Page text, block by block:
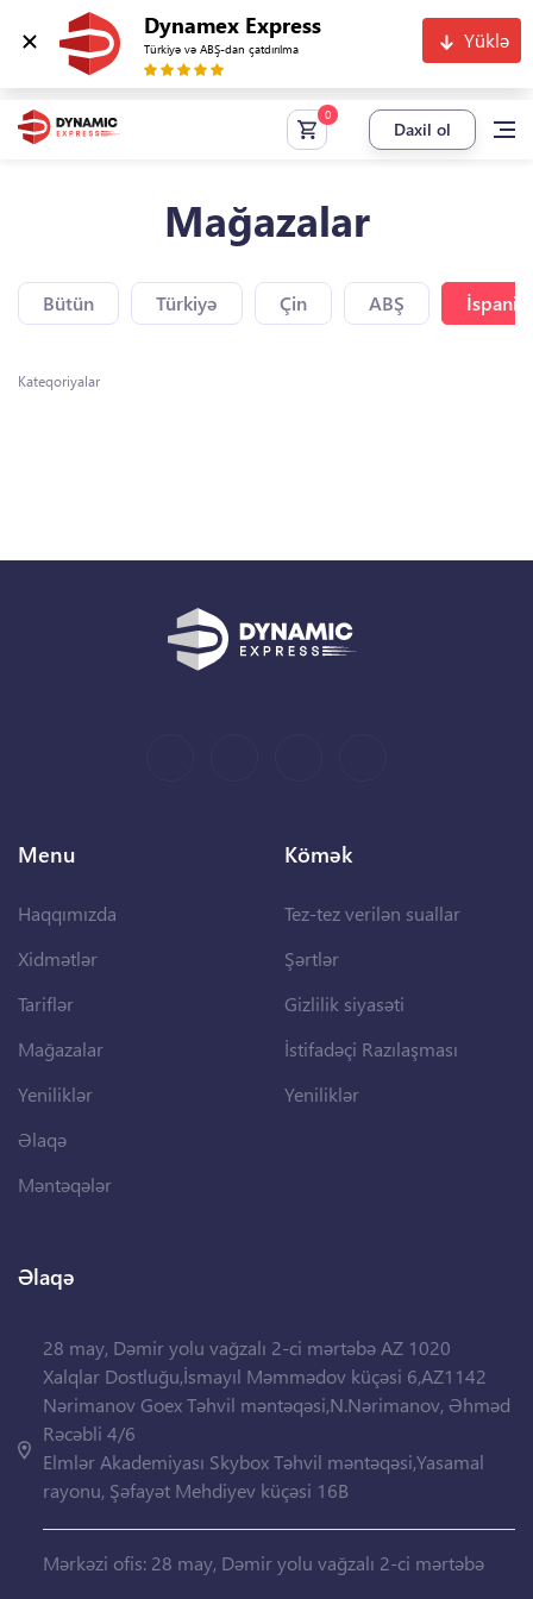
Dynamex Express
Türkiyə və ABŞ-dan çatdırılma Yüklə
Daxil ol
Mağazalar
Bütün Türkiyə Çin ABŞ
Kateqoriyalar
Menu
Haqqımızda
Xidmətlər
Tariflər
Mağazalar
Yeniliklər
Əlaqə
Məntəqələr
Kömək
Tez-tez verilən suallar
Şərtlər
Gizlilik siyasəti
İstifadəçi Razılaşması
Yeniliklər
Əlaqə
28 may, Dəmir yolu vağzalı 2-ci mərtəbə AZ 1020
Xalqlar Dostluğu,İsmayıl Məmmədov küçəsi 6,AZ1142
Nərimanov Goex Təhvil məntəqəsi,N.Nərimanov, Əhməd
Rəcəbli 4/6
Elmlər Akademiyası Skybox Təhvil məntəqəsi,Yasamal
rayonu, Şəfayət Mehdiyev küçəsi 16B
Mərkəzi ofis: 28 may, Dəmir yolu vağzalı 2-ci mərtəbə